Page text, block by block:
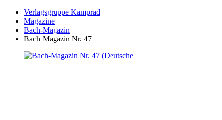
Verlagsgruppe Kamprad
Magazine
Bach-Magazin
Bach-Magazin Nr. 47